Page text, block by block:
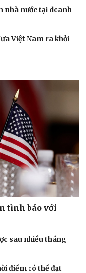
nhà nước tại doanh
Việt Nam ra khỏi
tình báo với
sau nhiều tháng
điểm có thể đạt